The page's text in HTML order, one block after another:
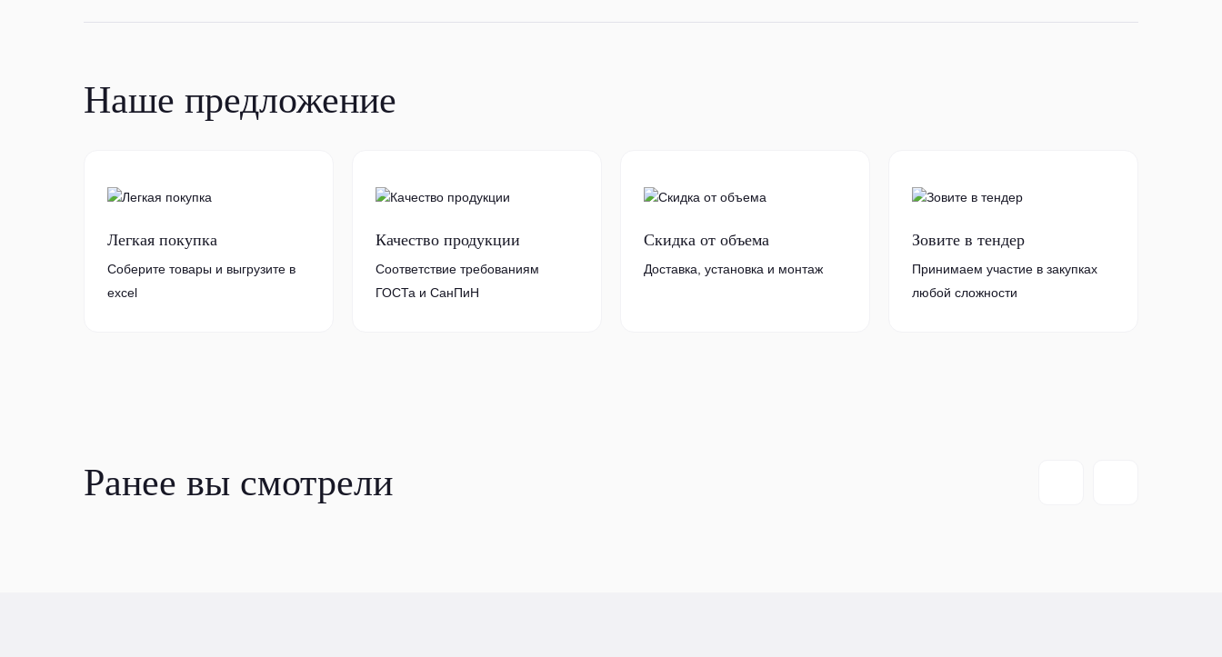
Наше предложение
Легкая покупка
Соберите товары и выгрузите в
excel
Качество продукции
Соответствие требованиям
ГОСТа и СанПиН
Скидка от объема
Доставка, установка и монтаж
Зовите в тендер
Принимаем участие в закупках
любой сложности
Ранее вы смотрели